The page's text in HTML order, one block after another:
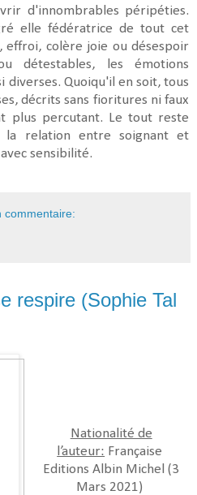
d'innombrables péripéties.
elle fédératrice de tout cet
effroi, colère joie ou désespoir
détestables, les émotions
diverses. Quoiqu'il en soit, tous
décrits sans fioritures ni faux
plus percutant. Le tout reste
la relation entre soignant et
sensibilité.
commentaire:
respire (Sophie Tal
Nationalité de
l’auteur: Française
EditionsAlbin Michel (3
Mars 2021)